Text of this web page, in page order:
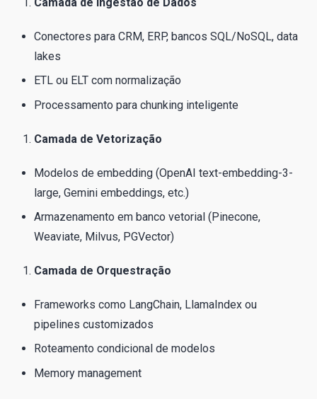
Conectores para CRM, ERP, bancos SQL/NoSQL, data
lakes
ETL ou ELT com normalização
Processamento para chunking inteligente
Camada de Vetorização
Modelos de embedding (OpenAI text-embedding-3-
large, Gemini embeddings, etc.)
Armazenamento em banco vetorial (Pinecone,
Weaviate, Milvus, PGVector)
Camada de Orquestração
Frameworks como LangChain, LlamaIndex ou
pipelines customizados
Roteamento condicional de modelos
Memory management